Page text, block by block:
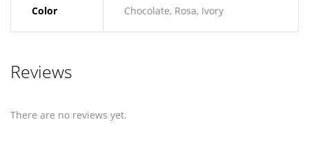
Color Chocolate, Rosa, Ivory
Reviews
There are no reviews yet.